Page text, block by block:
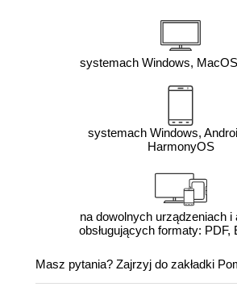
systemach Windows,
systemach Windows,
HarmonyOS
na dowolnych urządzeniach i
obsługujących formaty: PDF,
Masz pytania? Zajrzyj do zakładki